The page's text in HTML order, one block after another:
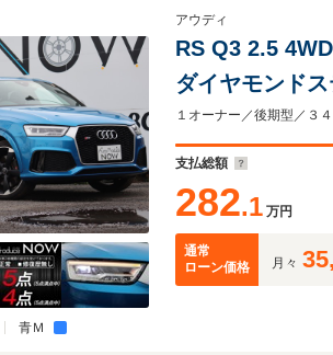
青Ｍ
アウディ
RS Q3 2.5
ダイヤモンド
ラ/BOSEサラ
支払総額
282.1 万円
通常
ローン価格
月々